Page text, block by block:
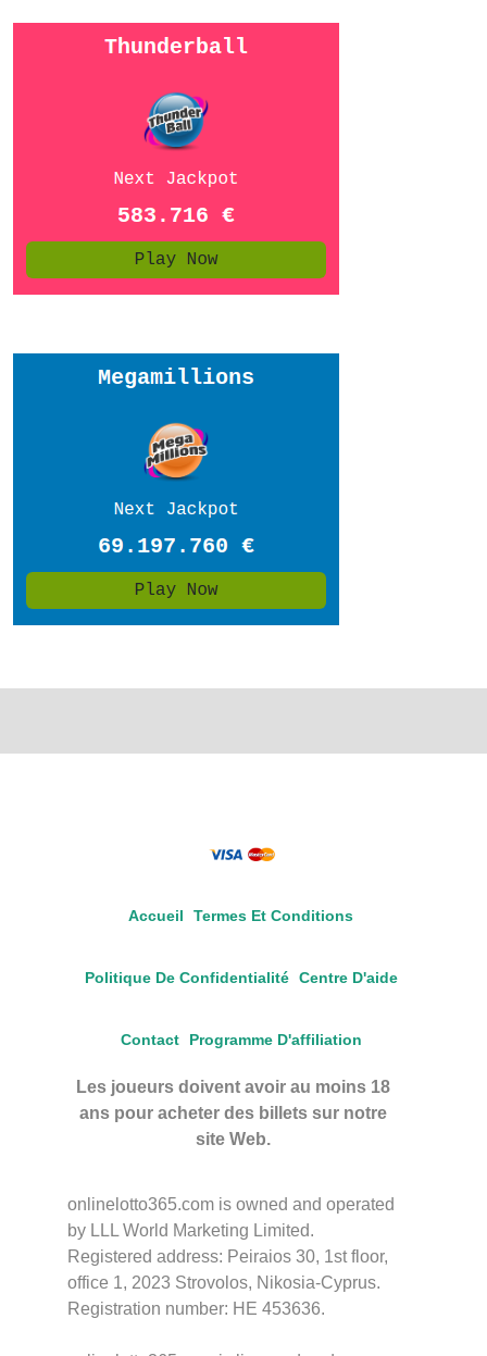
Accueil Termes Et Conditions
Politique De Confidentialité Centre D'aide
Contact Programme D'affiliation
Les joueurs doivent avoir au moins 18
ans pour acheter des billets sur notre
site Web.
onlinelotto365.com is owned and operated
by LLL World Marketing Limited.
Registered address: Peiraios 30, 1st floor,
office 1, 2023 Strovolos, Nikosia-Cyprus.
Registration number: HE 453636.